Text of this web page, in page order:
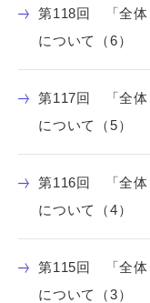
第118回 「全体
について（6）
第117回 「全体
について（5）
第116回 「全体
について（4）
第115回 「全体
について（3）